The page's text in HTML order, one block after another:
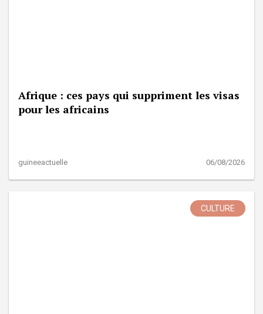
Afrique : ces pays qui suppriment les visas
pour les africains
guineeactuelle 06/08/2026
CULTURE